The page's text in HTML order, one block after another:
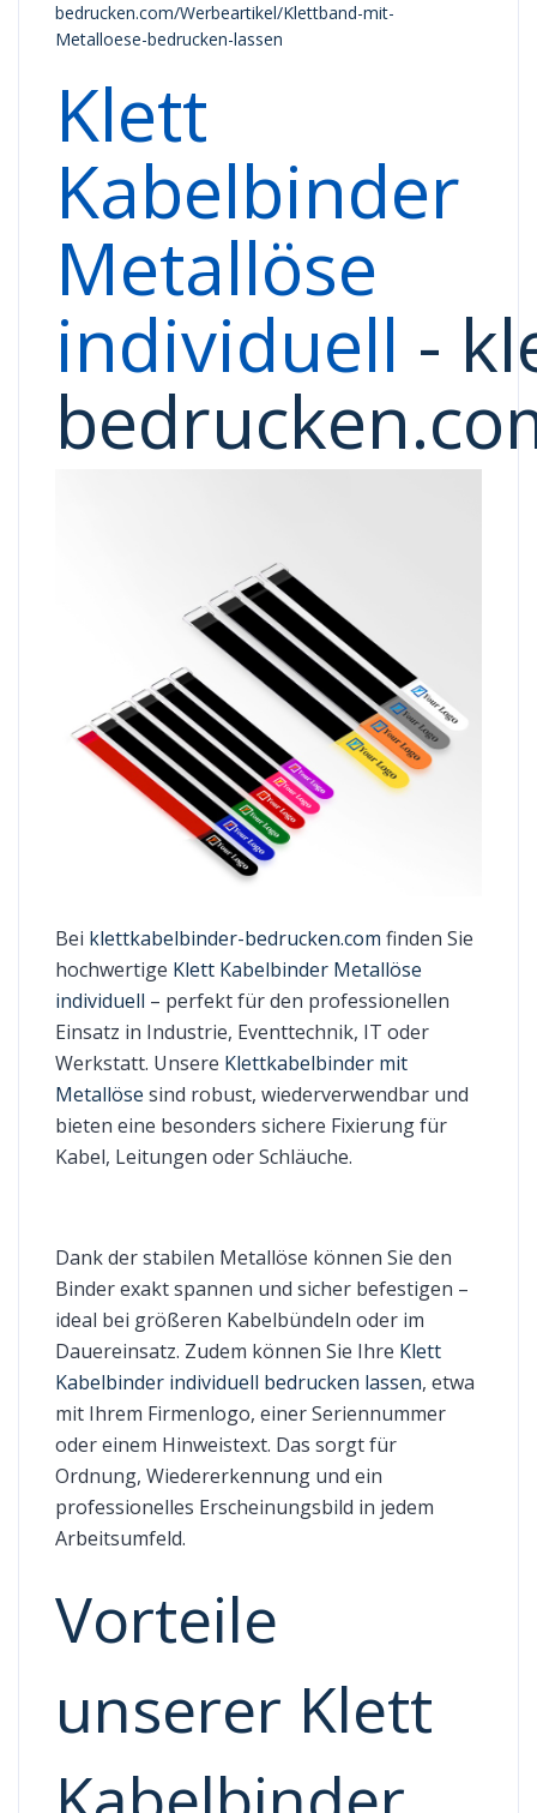
bedrucken.com/Werbeartikel/Klettband-mit-
Metalloese-bedrucken-lassen
Klett
Kabelbinder
Metallöse
individuell -
Bei klettkabelbinder-bedrucken.com finden Sie
hochwertige Klett Kabelbinder Metallöse
individuell – perfekt für den professionellen
Einsatz in Industrie, Eventtechnik, IT oder
Werkstatt. Unsere Klettkabelbinder mit
Metallöse sind robust, wiederverwendbar und
bieten eine besonders sichere Fixierung für
Kabel, Leitungen oder Schläuche.
Dank der stabilen Metallöse können Sie den
Binder exakt spannen und sicher befestigen –
ideal bei größeren Kabelbündeln oder im
Dauereinsatz. Zudem können Sie Ihre Klett
Kabelbinder individuell bedrucken lassen, etwa
mit Ihrem Firmenlogo, einer Seriennummer
oder einem Hinweistext. Das sorgt für
Ordnung, Wiedererkennung und ein
professionelles Erscheinungsbild in jedem
Arbeitsumfeld.
Vorteile
unserer Klett